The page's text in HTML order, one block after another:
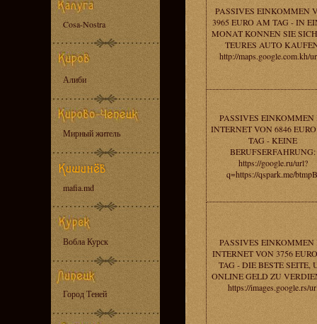
Cosa-Nostra
Алиби
Мирный житель
mafia.md
Вобла Курск
Город Теней
PASSIVES EINKOMMEN
3965 EURO AM TAG - IN
MONAT KONNEN SIE
TEURES AUTO
http://maps.google.com.kh/
PASSIVES EINKOMMEN
INTERNET VON 6846
TAG - KEINE
BERUFSERFAHRUNG:
https://google.ru/url?
q=https://qspark.me/
PASSIVES EINKOMMEN
INTERNET VON 3756
TAG - DIE BESTE SEITE,
ONLINE GELD ZU
https://images.google.rs/